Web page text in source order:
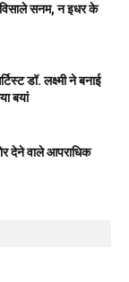
सनम, न इधर के
डॉ. लक्ष्मी ने बनाई
बयां
देने वाले आपराधिक